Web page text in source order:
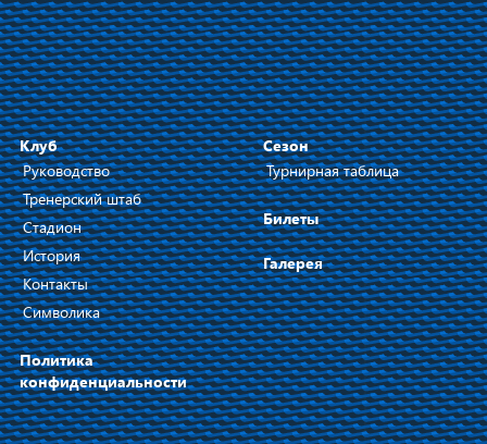
Клуб
Руководство
Тренерский штаб
Стадион
История
Контакты
Символика
Политика
конфиденциальности
Сезон
Турнирная таблица
Билеты
Галерея